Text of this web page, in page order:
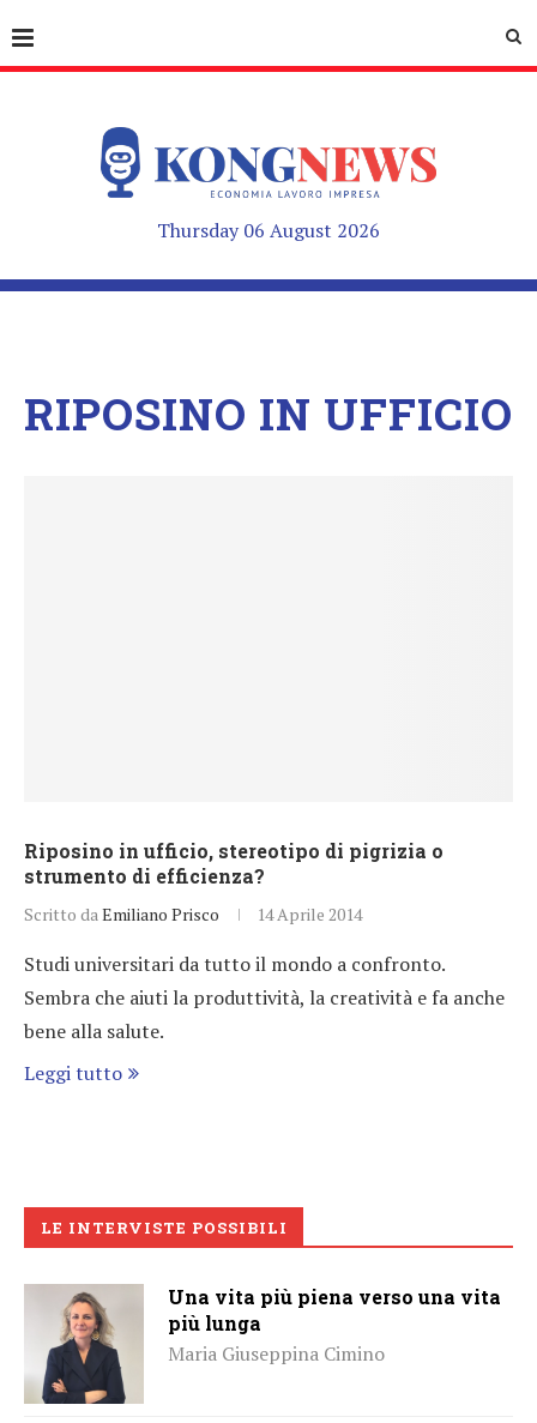
Thursday 06 August 2026
RIPOSINO IN UFFICIO
Riposino in ufficio, stereotipo di pigrizia o
strumento di efficienza?
Scritto da Emiliano Prisco 14 Aprile 2014
Studi universitari da tutto il mondo a confronto.
Sembra che aiuti la produttività, la creatività e fa anche
bene alla salute.
Leggi tutto
LE INTERVISTE POSSIBILI
Una vita più piena verso una vita
più lunga
Maria Giuseppina Cimino